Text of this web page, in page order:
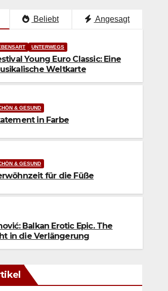
in Farbe
Beliebt Angesagt
UNTERWEGS
Young Euro Classic: Eine
Weltkarte
& GESUND
in Farbe
& GESUND
für die Füße
Balkan Erotic Epic. The
in die Verlängerung